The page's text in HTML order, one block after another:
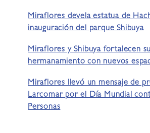
Miraflores devela estatua de
inauguración del parque Shibuya
Miraflores y Shibuya fortalecen su
hermanamiento con nuevos
Miraflores llevó un mensaje de
Larcomar por el Día Mundial
Personas